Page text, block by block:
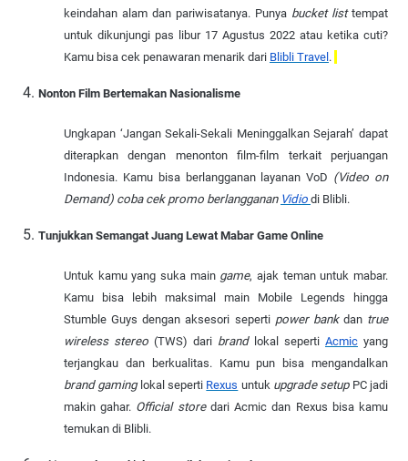
keindahan alam dan pariwisatanya. Punya bucket listtempat
untuk dikunjungi pas libur 17 Agustus 2022 atau ketika cuti?
Kamu bisa cek penawaran menarik dari Blibli Travel .
Nonton Film Bertemakan Nasionalisme
Ungkapan ‘Jangan Sekali-Sekali Meninggalkan Sejarah’ dapat
diterapkan dengan menonton film-film terkait perjuangan
Indonesia. Kamu bisa berlangganan layanan VoD (Video on
Demand) coba cek promo berlangganan Vidio di Blibli.
Tunjukkan Semangat Juang Lewat Mabar Game Online
Untuk kamu yang suka main game, ajak teman untuk mabar.
Kamu bisa lebih maksimal main Mobile Legends hingga
Stumble Guys dengan aksesori seperti power bank dan true
wireless stereo (TWS) dari brandlokal seperti Acmic yang
terjangkau dan berkualitas. Kamu pun bisa mengandalkan
brand gaminglokal seperti Rexus untuk upgrade setupPC jadi
makin gahar. Official storedari Acmic dan Rexus bisa kamu
temukan di Blibli.